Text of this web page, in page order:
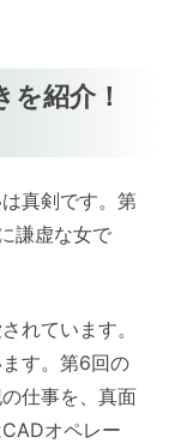
紹介！
真剣です。第
謙虚な女で
れています。
す。第6回の
仕事を、真面
オペレー